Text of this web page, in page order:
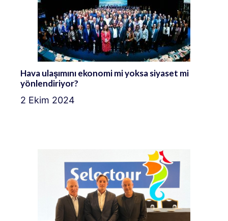
Hava ulaşımını ekonomi mi yoksa siyaset mi
yönlendiriyor?
2 Ekim 2024